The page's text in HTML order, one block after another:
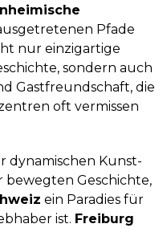
Pfade
nur einzigartige
sondern auch
Gastfreundschaft, die
oft vermissen
dynamischen Kunst-
Geschichte,
ein Paradies für
ist. Freiburg